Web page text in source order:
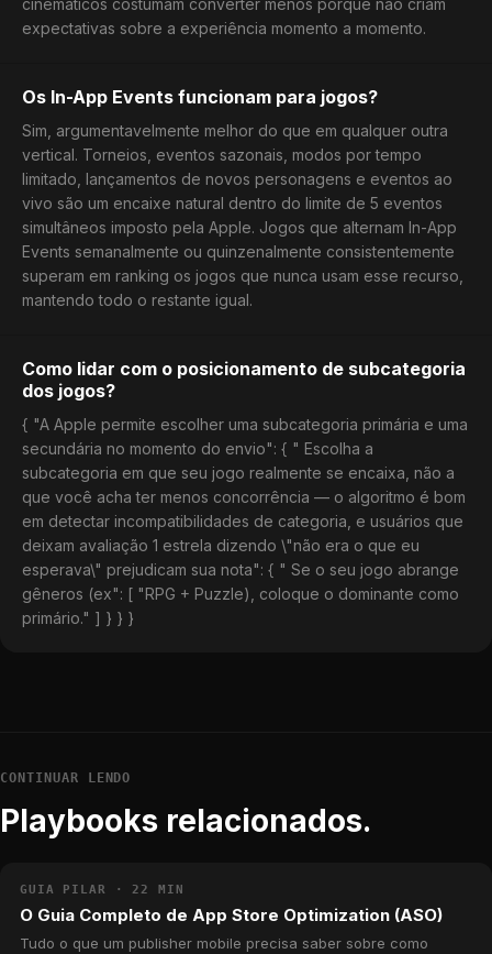
cinemáticos costumam converter menos porque não criam
expectativas sobre a experiência momento a momento.
Os In-App Events funcionam para jogos?
Sim, argumentavelmente melhor do que em qualquer outra
vertical. Torneios, eventos sazonais, modos por tempo
limitado, lançamentos de novos personagens e eventos ao
vivo são um encaixe natural dentro do limite de 5 eventos
simultâneos imposto pela Apple. Jogos que alternam In-App
Events semanalmente ou quinzenalmente consistentemente
superam em ranking os jogos que nunca usam esse recurso,
mantendo todo o restante igual.
Como lidar com o posicionamento de subcategoria
dos jogos?
{ "A Apple permite escolher uma subcategoria primária e uma
secundária no momento do envio": { " Escolha a
subcategoria em que seu jogo realmente se encaixa, não a
que você acha ter menos concorrência — o algoritmo é bom
em detectar incompatibilidades de categoria, e usuários que
deixam avaliação 1 estrela dizendo \"não era o que eu
esperava\" prejudicam sua nota": { " Se o seu jogo abrange
gêneros (ex": [ "RPG + Puzzle), coloque o dominante como
primário." ] } } }
CONTINUAR LENDO
Playbooks relacionados.
GUIA PILAR · 22 MIN
O Guia Completo de App Store Optimization (ASO)
Tudo o que um publisher mobile precisa saber sobre como